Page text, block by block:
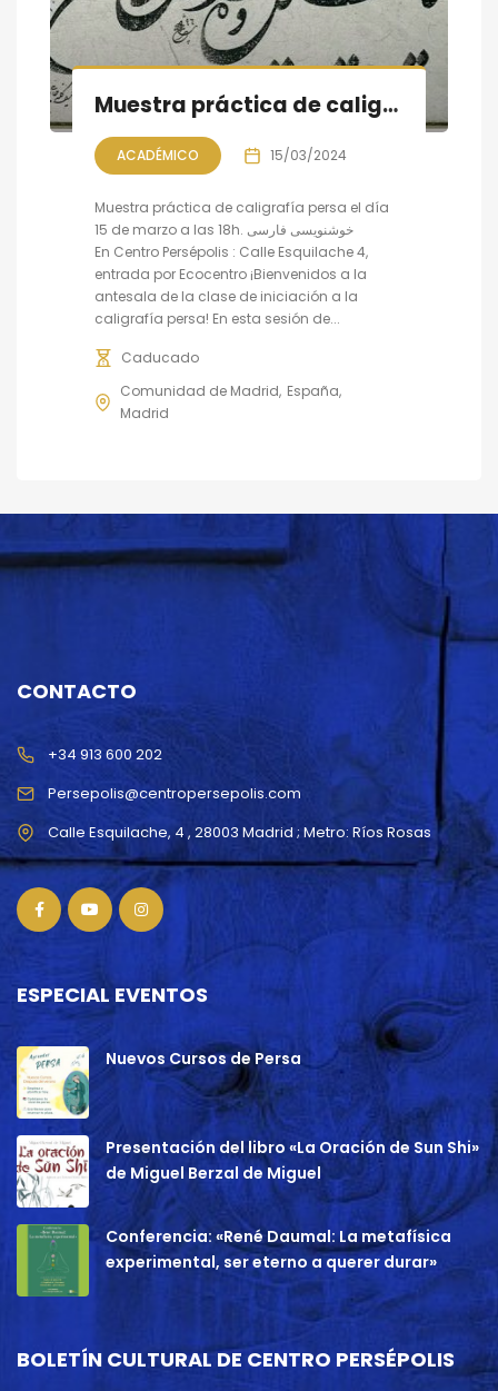
Muestra práctica de caligrafía persa
ACADÉMICO 15/03/2024
Muestra práctica de caligrafía persa el día
15 de marzo a las 18h. خوشنویسی فارسی
En Centro Persépolis : Calle Esquilache 4,
entrada por Ecocentro ¡Bienvenidos a la
antesala de la clase de iniciación a la
caligrafía persa! En esta sesión de...
Caducado
Comunidad de Madrid España
Madrid
CONTACTO
Persepolis@centropersepolis.com
+34 913 600 202
ESPECIAL EVENTOS
Nuevos Cursos de Persa
Presentación del libro «La Oración de Sun Shi»
de Miguel Berzal de Miguel
Conferencia: «René Daumal: La metafísica
experimental, ser eterno a querer durar»
BOLETÍN CULTURAL DE CENTRO PERSÉPOLIS